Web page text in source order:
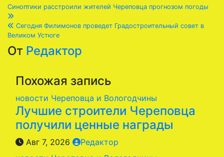
Навигация
по
записям
Синоптики расстроили жителей Череповца прогнозом погоды
Сегодня Филимонов проведет Градостроительный совет в
Великом Устюге
От Редактор
Похожая запись
новости Череповца и Вологодчины
Лучшие строители Череповца
получили ценные награды
Авг 7, 2026
Редактор